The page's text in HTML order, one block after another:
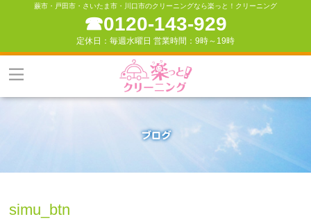
蕨市・戸田市・さいたま市・川口市のクリーニングなら楽っと！クリーニング
☎︎0120-143-929
定休日：毎週水曜日 営業時間：9時～19時
simu_btn